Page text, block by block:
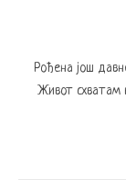
Рођена још
Живот схватам